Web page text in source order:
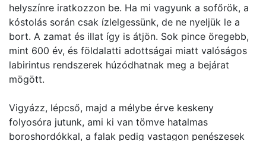
helyszínre iratkozzon be. Ha mi vagyunk a sofőrök, a
kóstolás során csak ízlelgessünk, de ne nyeljük le a
bort. A zamat és illat így is átjön. Sok pince öregebb,
mint 600 év, és földalatti adottságai miatt valóságos
labirintus rendszerek húzódhatnak meg a bejárat
mögött.
Vigyázz, lépcső, majd a mélybe érve keskeny
folyosóra jutunk, ami ki van tömve hatalmas
boroshordókkal, a falak pedig vastagon penészesek